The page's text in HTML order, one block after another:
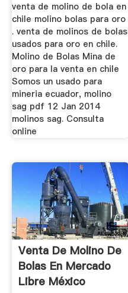
venta de molino de bola en
chile molino bolas para oro
. venta de molinos de bolas
usados para oro en chile.
Molino de Bolas Mina de
oro para la venta en chile
Somos un usado para
mineria ecuador, molino
sag pdf 12 Jan 2014
molinos sag. Consulta
online
Venta De Molino De
Bolas En Mercado
Libre México